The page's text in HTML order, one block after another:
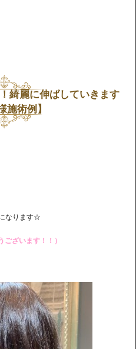
綺麗に伸ばしていきます
施術例】
なります☆
ございます！！）